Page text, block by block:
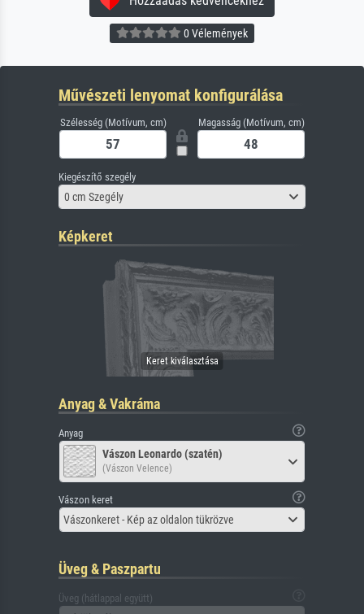
0 Vélemények
Művészeti lenyomat konfigurálása
Szélesség (Motívum, cm) Magasság (Motívum, cm)
Kiegészítő szegély
0 cm Szegély
Képkeret
Anyag & Vakráma
Anyag
Vászon Leonardo (szatén)
(Vászon Velence)
Vászon keret
Vászonkeret - Kép az oldalon tükrözve
Üveg & Paszpartu
Üveg (hátlappal együtt)